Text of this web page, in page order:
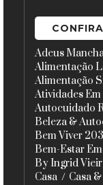
Adeus
Alimentação
Alimentação
Atividades
Autocuidado
Beleza &
Bem Viver
Bem-Estar
By Ingrid
Casa
Casa